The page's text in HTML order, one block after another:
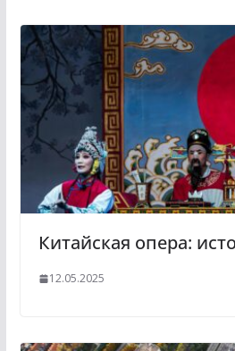
Китайская опера:
12.05.2025